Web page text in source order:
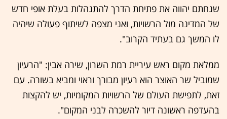
שנחתם יהווה את פתיחת הדרך להתנהלות בעלת אופי חדש
של המדינה מול הרשויות, ואני מצפה לשיתוף פעולה שיהיה
לו המשך גם בעתיד הקרוב".
ממלאת מקום ראש עיריית רמת השרון, שירה אבין: "הרעיון
שמוביל שר האוצר הוא רעיון מבורך וראוי ומביא בשורה. עם
זאת, לתפישת העולם של הרשויות המקומיות, יש להקצות
בהעדפה ראשונה דיור להשכרה לבני המקום".